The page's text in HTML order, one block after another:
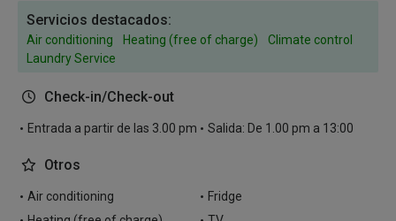
Servicios destacados:
Air conditioning Heating (free of charge)
Climate control
Laundry Service
Check-in/Check-out
Entrada a partir de las 3.00 pm Salida: De 1.00 pm a 13:00
Otros
Air conditioning
Fridge